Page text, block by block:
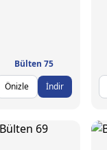
Bülten 75
Önizle
İndir